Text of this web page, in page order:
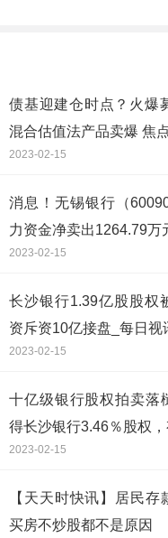
债基迎建仓时点？火爆
混合估值法产品卖爆 焦
2023-02-15
消息！无锡银行（
力资金净卖出1264.79万
2023-02-15
长沙银行1.39亿股股权
资斥资10亿接盘_每日视
2023-02-15
十亿级银行股权拍卖落
得长沙银行3.46％股权，
2023-02-15
【天天时快讯】居民存
买房不炒股都不是原因